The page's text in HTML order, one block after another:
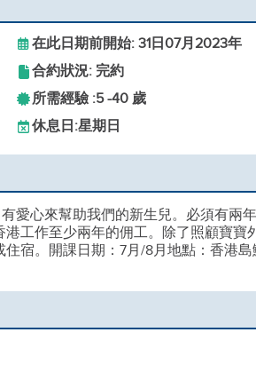
在此日期前開始: 31日07月2023年
合約狀況: 完約
所需經驗 :5 -40 歲
休息日:星期日
愛心來幫助我們的新生兒。必須有兩
工作至少兩年的佣工。除了照顧寶寶
宿。開課日期：7月/8月地點：香港